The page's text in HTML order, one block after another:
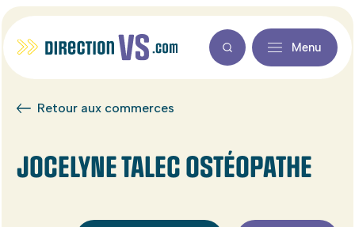
Menu
Retour aux commerces
JOCELYNE TALEC OSTÉOPATHE